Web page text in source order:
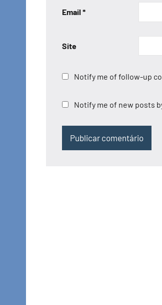
Email *
Site
Notify me of follow-up
Notify me of new posts